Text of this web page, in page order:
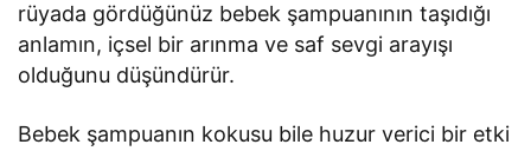
rüyada gördüğünüz bebek şampuanının taşıdığı
anlamın, içsel bir arınma ve saf sevgi arayışı
olduğunu düşündürür.
Bebek şampuanın kokusu bile huzur verici bir etki